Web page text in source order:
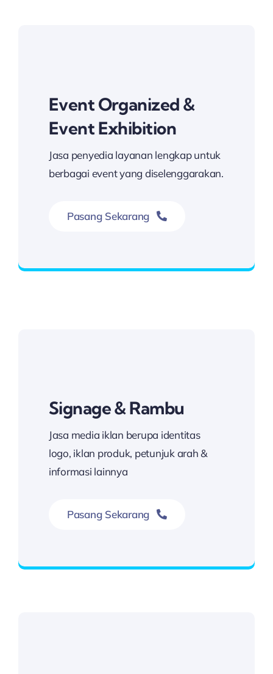
Event Organized &
Event Exhibition
Jasa penyedia layanan lengkap untuk
berbagai event yang diselenggarakan.
Pasang Sekarang
Signage & Rambu
Jasa media iklan berupa identitas
logo, iklan produk, petunjuk arah &
informasi lainnya
Pasang Sekarang